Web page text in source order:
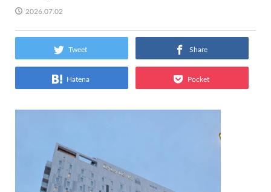
2026.07.02
Tweet Share
Hatena Pocket